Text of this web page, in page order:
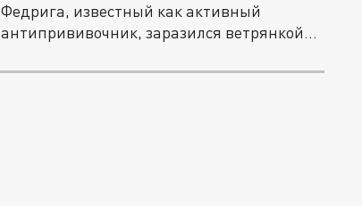
Федрига, известный как активный
антипрививочник, заразился ветрянкой